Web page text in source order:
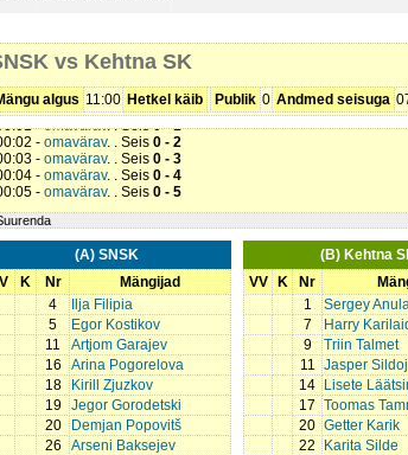
vs Kehtna SK
algus 11:00 Hetkel käib Publik 0 Andmed seisuga
-omavärav. . Seis0 - 1
- omavärav. . Seis 0 - 2
- omavärav. . Seis 0 - 3
- omavärav. . Seis 0 - 4
- omavärav. . Seis 0 - 5
(A) SNSK
K Nr
Mängijad
4
Ilja Filipia
5
Egor Kostikov
11
Artjom Garajev
16
Arina Pogorelova
18
Kirill Zjuzkov
19
Jegor Gorodetski
20
Demjan Popovitš
26
Arseni Baksejev
(B) Kehtna
VV
K Nr
1
Sergey
7
Harry
9
Triin Talmet
11 Jasper
14
Lisete
17 Toomas
20 Getter Karik
22
Karita Silde